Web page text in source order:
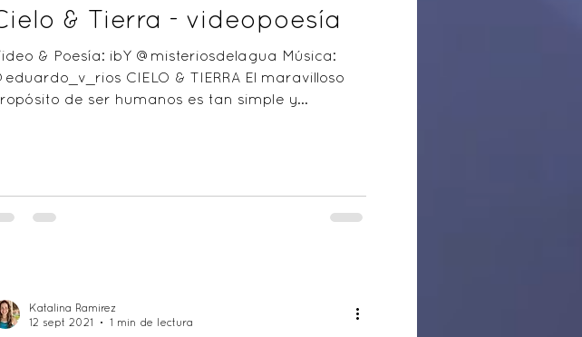
& Tierra - videopoesía
& Poesía: ibY @misteriosdelagua Música:
CIELO & TIERRA El maravilloso
de ser humanos es tan simple y...
Katalina Ramirez
12 sept 2021
1 min de lectura